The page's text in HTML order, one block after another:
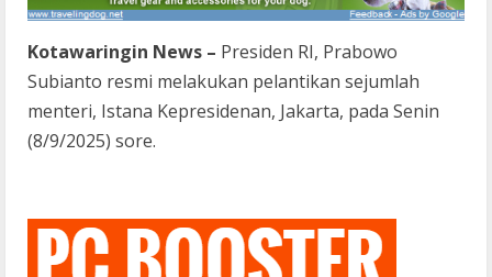
Kotawaringin News – Presiden RI, Prabowo
Subianto resmi melakukan pelantikan sejumlah
menteri, Istana Kepresidenan, Jakarta, pada Senin
(8/9/2025) sore.